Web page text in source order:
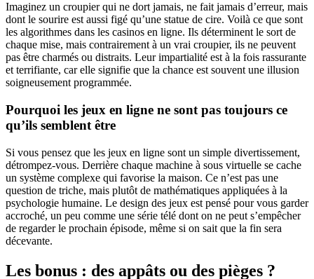
Imaginez un croupier qui ne dort jamais, ne fait jamais d’erreur, mais
dont le sourire est aussi figé qu’une statue de cire. Voilà ce que sont
les algorithmes dans les casinos en ligne. Ils déterminent le sort de
chaque mise, mais contrairement à un vrai croupier, ils ne peuvent
pas être charmés ou distraits. Leur impartialité est à la fois rassurante
et terrifiante, car elle signifie que la chance est souvent une illusion
soigneusement programmée.
Pourquoi les jeux en ligne ne sont pas toujours ce
qu’ils semblent être
Si vous pensez que les jeux en ligne sont un simple divertissement,
détrompez-vous. Derrière chaque machine à sous virtuelle se cache
un système complexe qui favorise la maison. Ce n’est pas une
question de triche, mais plutôt de mathématiques appliquées à la
psychologie humaine. Le design des jeux est pensé pour vous garder
accroché, un peu comme une série télé dont on ne peut s’empêcher
de regarder le prochain épisode, même si on sait que la fin sera
décevante.
Les bonus : des appâts ou des pièges ?